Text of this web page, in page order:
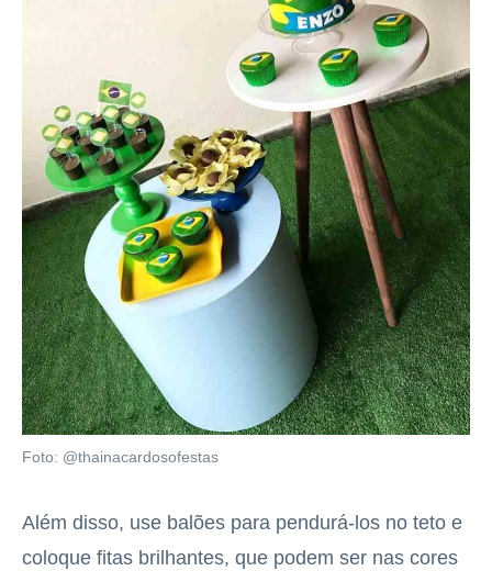
Foto: @thainacardosofestas
Além disso, use balões para pendurá-los no teto e
coloque fitas brilhantes, que podem ser nas cores